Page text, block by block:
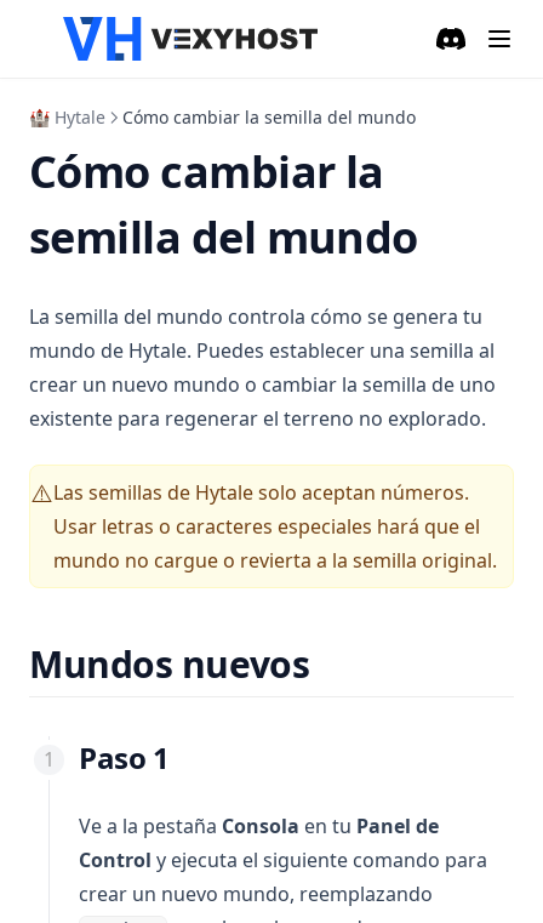
🏰 Hytale Cómo cambiar la semilla del mundo
Cómo cambiar la
semilla del mundo
La semilla del mundo controla cómo se genera tu
mundo de Hytale. Puedes establecer una semilla al
crear un nuevo mundo o cambiar la semilla de uno
existente para regenerar el terreno no explorado.
⚠️Las semillas de Hytale solo aceptan números.
Usar letras o caracteres especiales hará que el
mundo no cargue o revierta a la semilla original.
Mundos nuevos
Paso 1
Ve a la pestaña Consola en tu Panel de
Control y ejecuta el siguiente comando para
crear un nuevo mundo, reemplazando